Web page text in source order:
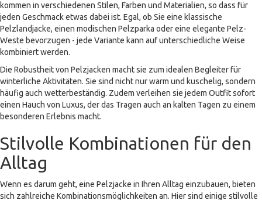
kommen in verschiedenen Stilen, Farben und Materialien, so dass für
jeden Geschmack etwas dabei ist. Egal, ob Sie eine klassische
Pelzlandjacke, einen modischen Pelzparka oder eine elegante Pelz-
Weste bevorzugen - jede Variante kann auf unterschiedliche Weise
kombiniert werden.
Die Robustheit von Pelzjacken macht sie zum idealen Begleiter für
winterliche Aktivitäten. Sie sind nicht nur warm und kuschelig, sondern
häufig auch wetterbeständig. Zudem verleihen sie jedem Outfit sofort
einen Hauch von Luxus, der das Tragen auch an kalten Tagen zu einem
besonderen Erlebnis macht.
Stilvolle Kombinationen für den
Alltag
Wenn es darum geht, eine Pelzjacke in Ihren Alltag einzubauen, bieten
sich zahlreiche Kombinationsmöglichkeiten an. Hier sind einige stilvolle